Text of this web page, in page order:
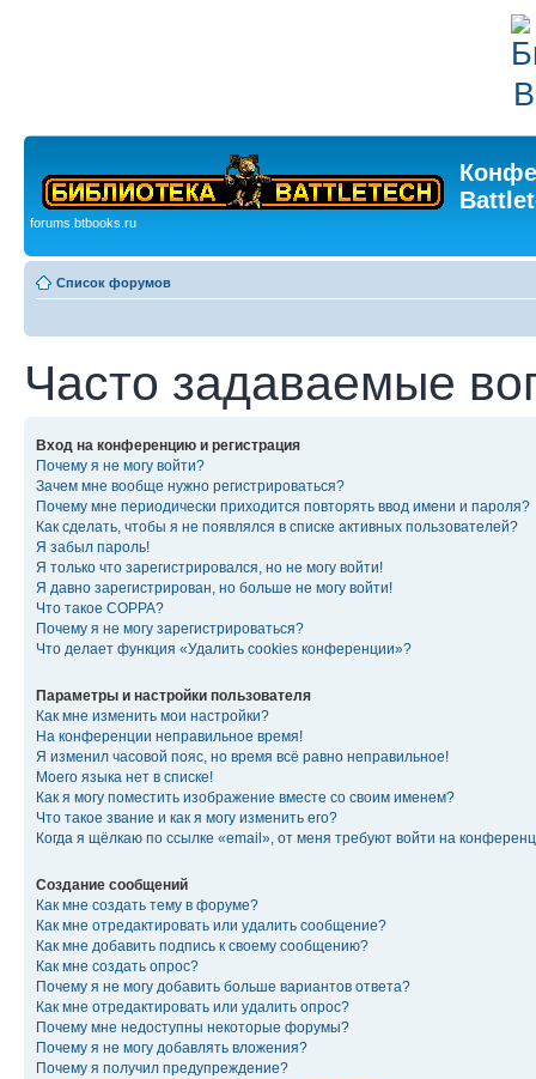
forums.btbooks.ru
Список форумов
Часто задаваемые
Вход на конференцию и регистрация
Почему я не могу войти?
Зачем мне вообще нужно регистрироваться?
Почему мне периодически приходится повторять ввод имени и пароля?
Как сделать, чтобы я не появлялся в списке активных пользователей?
Я забыл пароль!
Я только что зарегистрировался, но не могу войти!
Я давно зарегистрирован, но больше не могу войти!
Что такое COPPA?
Почему я не могу зарегистрироваться?
Что делает функция «Удалить cookies конференции»?
Параметры и настройки пользователя
Как мне изменить мои настройки?
На конференции неправильное время!
Я изменил часовой пояс, но время всё равно неправильное!
Моего языка нет в списке!
Как я могу поместить изображение вместе со своим именем?
Что такое звание и как я могу изменить его?
Когда я щёлкаю по ссылке «email», от меня требуют войти на
Создание сообщений
Как мне создать тему в форуме?
Как мне отредактировать или удалить сообщение?
Как мне добавить подпись к своему сообщению?
Как мне создать опрос?
Почему я не могу добавить больше вариантов ответа?
Как мне отредактировать или удалить опрос?
Почему мне недоступны некоторые форумы?
Почему я не могу добавлять вложения?
Почему я получил предупреждение?